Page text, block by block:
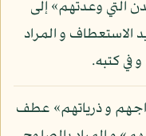
التي وعدتهم» إلى
الاستعطاف و المراد
في كتبه.
و ذرياتهم» عطف